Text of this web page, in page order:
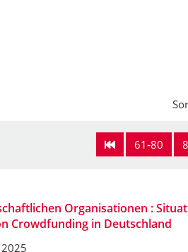
61-80
Organisationen :
Crowdfunding in Deutschland